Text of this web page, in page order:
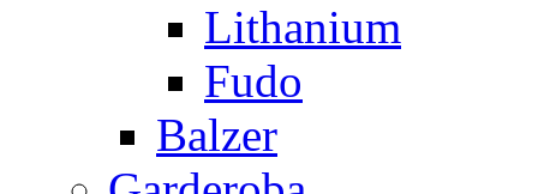
Lithanium
Fudo
Balzer